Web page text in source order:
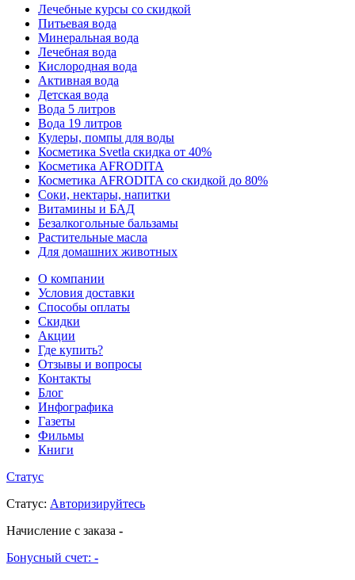
Лечебные курсы со скидкой
Питьевая вода
Минеральная вода
Лечебная вода
Кислородная вода
Активная вода
Детская вода
Вода 5 литров
Вода 19 литров
Кулеры, помпы для воды
Косметика Svetla скидка от 40%
Косметика AFRODITA
Косметика AFRODITA со скидкой до 80%
Соки, нектары, напитки
Витамины и БАД
Безалкогольные бальзамы
Растительные масла
Для домашних животных
О компании
Условия доставки
Способы оплаты
Скидки
Акции
Где купить?
Отзывы и вопросы
Контакты
Блог
Инфографика
Газеты
Фильмы
Книги
Статус
Статус: Авторизируйтесь
Начисление с заказа -
Бонусный счет: -